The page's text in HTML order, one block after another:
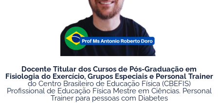
Docente Titular dos Cursos de Pós-Graduação em
Fisiologia do Exercício, Grupos Especiais e Personal Trainer
do Centro Brasileiro de Educação Física (CBEFIS)
Profissional de Educação Física Mestre em Ciências. Personal
Trainer para pessoas com Diabetes